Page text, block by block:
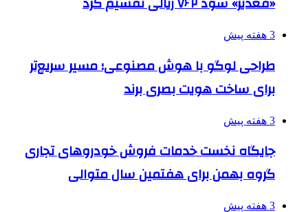
3 هفته پیش
طراحی لوگو با هوش مصنوعی؛ مسیر سریع‌تر
برای ساخت هویت بصری برند
3 هفته پیش
جایگاه نخست خدمات فروش خودروهای تجاری
گروه بهمن برای هفتمین سال متوالی
3 هفته پیش